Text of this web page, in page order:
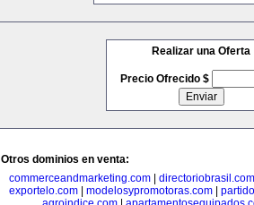
Realizar una Oferta
Precio Ofrecido $
Otros dominios en venta:
commerceandmarketing.com| directoriobrasil.com
exportelo.com
modelosypromotoras.com